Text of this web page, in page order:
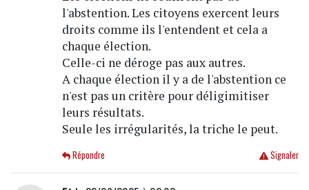
l'abstention. Les citoyens exercent leurs
droits comme ils l'entendent et cela a
chaque élection.
Celle-ci ne déroge pas aux autres.
A chaque élection il y a de l'abstention ce
n'est pas un critère pour déligimitiser
leurs résultats.
Seule les irrégularités, la triche le peut.
Signaler
Répondre